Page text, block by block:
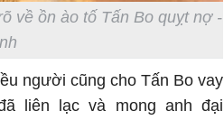
về ồn ào tố Tấn Bo quỵt nợ -
người cũng cho Tấn Bo vay
liên lạc và mong anh đại